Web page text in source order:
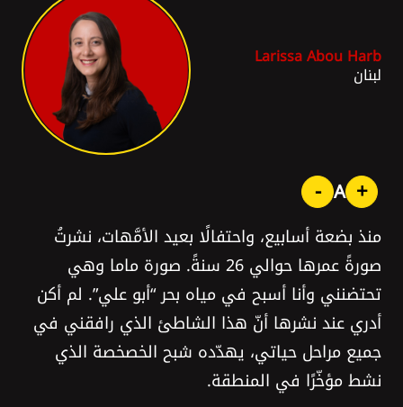
Larissa Abou Harb
لبنان
- A +
منذ بضعة أسابيع، واحتفالًا بعيد الأمَّهات، نشرتُ
صورةً عمرها حوالي 26 سنةً. صورة ماما وهي
تحتضنني وأنا أسبح في مياه بحر “أبو علي”. لم أكن
أدري عند نشرها أنّ هذا الشاطئ الذي رافقني في
جميع مراحل حياتي، يهدّده شبح الخصخصة الذي
نشط مؤخّرًا في المنطقة.